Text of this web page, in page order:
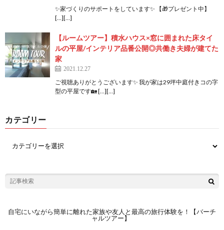
✨家づくりのサポートをしています✨ 【🎁プレゼント中】
[…][…]
【ルームツアー】積水ハウス×窓に囲まれた床タイ
ルの平屋/インテリア品番公開◎共働き夫婦が建てた
家
2021.12.27
ご視聴ありがとうございます✨ 我が家は29坪中庭付きコの字
型の平屋です🏡 […][…]
カテゴリー
自宅にいながら簡単に離れた家族や友人と最高の旅行体験を！【バーチ
ャルツアー】